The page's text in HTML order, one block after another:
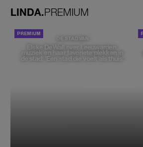
LINDA.PREMIUM
DE STAD VAN
Elske DeWall over Leeuwarden,
muziek en haar favoriete plekken in
de stad: 'Een stad die voelt als thuis'